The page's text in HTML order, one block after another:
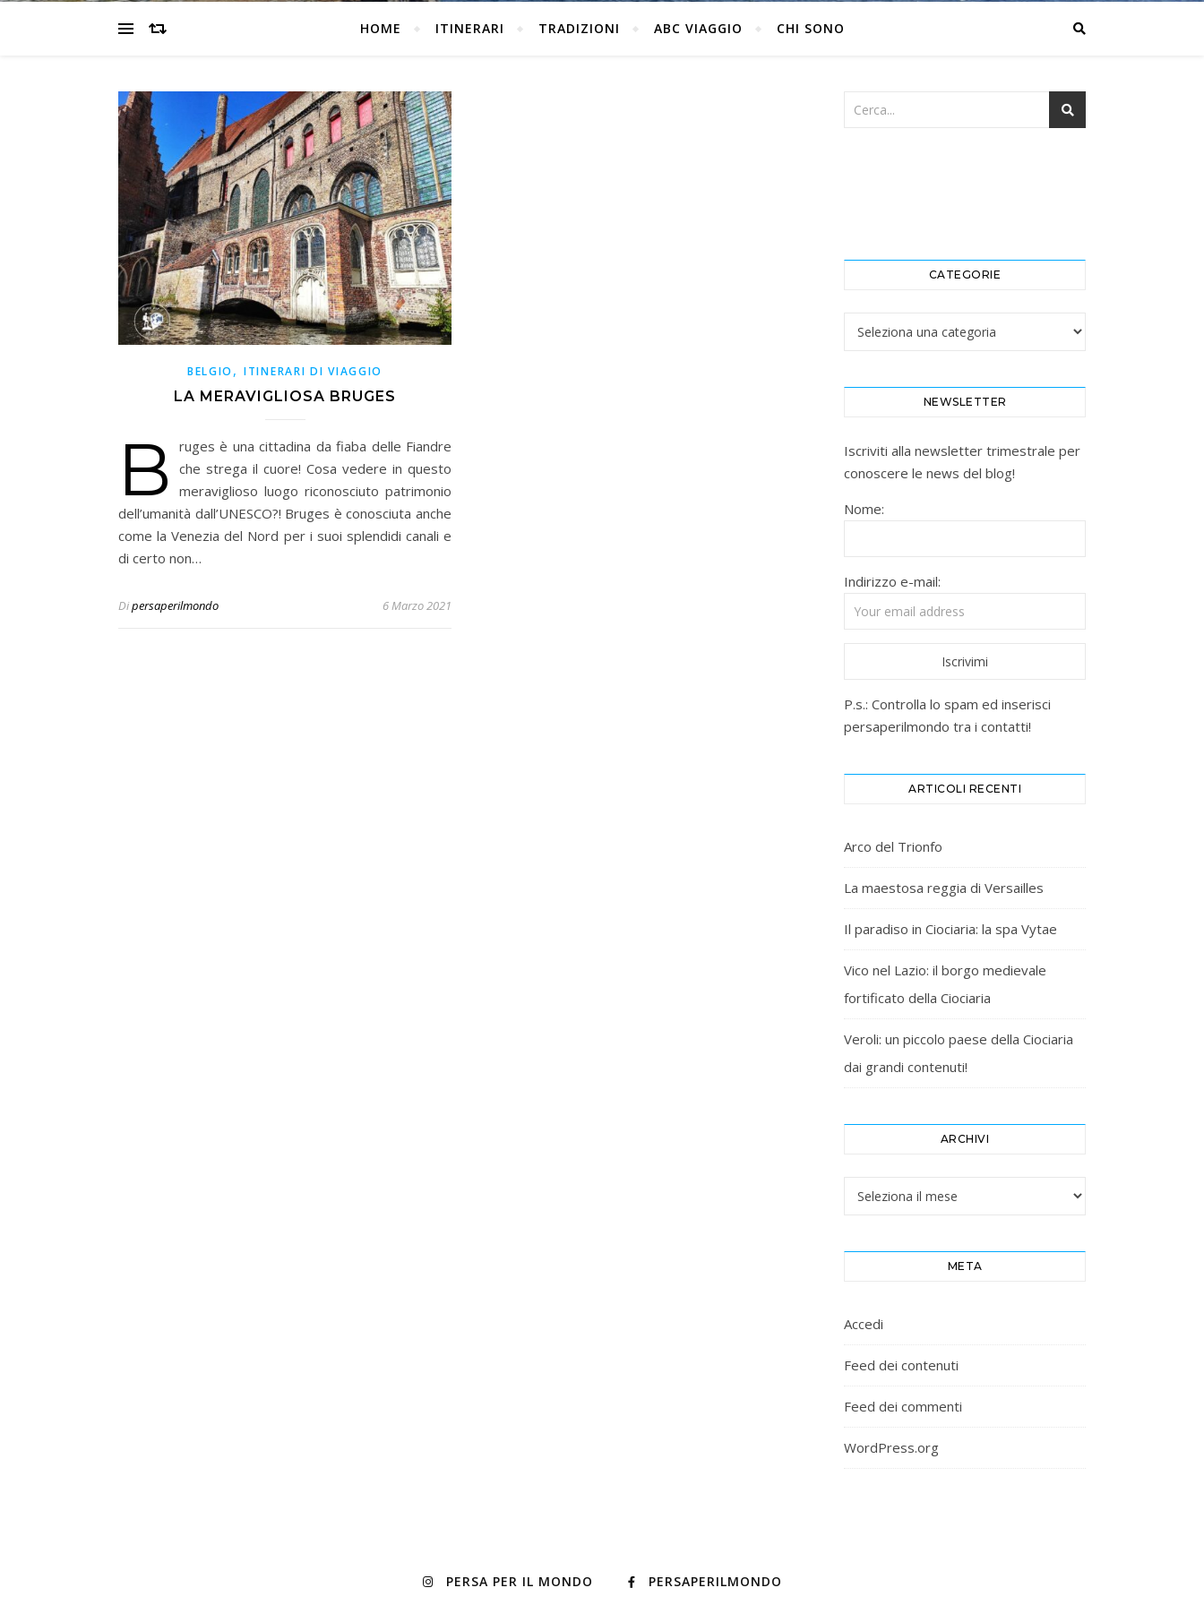
HOME ITINERARI TRADIZIONI ABC VIAGGIO CHI SONO
BELGIO ,ITINERARI DI VIAGGIO
LA MERAVIGLIOSA BRUGES
B
ruges è una cittadina da fiaba delle Fiandre
che strega il cuore! Cosa vedere in questo
meraviglioso luogo riconosciuto patrimonio
dell’umanità dall’UNESCO?! Bruges è conosciuta anche
come la Venezia del Nord per i suoi splendidi canali e
di certo non…
Dipersaperilmondo 6 Marzo 2021
CATEGORIE
Categorie
NEWSLETTER
Iscriviti alla newsletter trimestrale per
conoscere le news del blog!
Nome:
Indirizzo e-mail:
P.s.: Controlla lo spam ed inserisci
persaperilmondo tra i contatti!
ARTICOLI RECENTI
Arco del Trionfo
La maestosa reggia di Versailles
Il paradiso in Ciociaria: la spa Vytae
Vico nel Lazio: il borgo medievale
fortificato della Ciociaria
Veroli: un piccolo paese della Ciociaria
dai grandi contenuti!
ARCHIVI
Archivi
META
Accedi
Feed dei contenuti
Feed dei commenti
WordPress.org
PERSA PER IL MONDO PERSAPERILMONDO